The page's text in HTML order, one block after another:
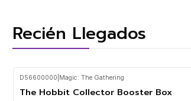
Recién Llegados
D56600000 Magic: The Gathering
The Hobbit Collector Booster Box